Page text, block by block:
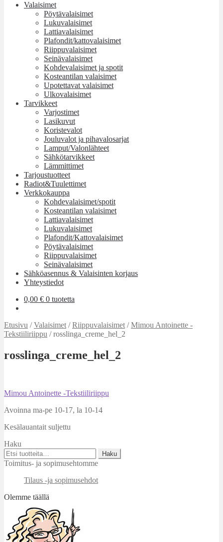
Valaisimet
Pöytävalaisimet
Lukuvalaisimet
Lattiavalaisimet
Plafondit/kattovalaisimet
Riippuvalaisimet
Seinävalaisimet
Kohdevalaisimet ja spotit
Kosteantilan valaisimet
Upotettavat valaisimet
Ulkovalaisimet
Tarvikkeet
Varjostimet
Lasikuvut
Koristevalot
Jouluvalot ja pihavalosarjat
Lamput/Valonlähteet
Sähkötarvikkeet
Lämmittimet
Tarjoustuotteet
Radiot&Tuulettimet
Verkkokauppa
Kohdevalaisimet/spotit
Kosteantilan valaisimet
Lattiavalaisimet
Lukuvalaisimet
Plafondit/Kattovalaisimet
Pöytävalaisimet
Riippuvalaisimet
Seinävalaisimet
Sähköasennus & Valaisinten korjaus
Yhteystiedot
0,00 € 0 tuotetta
Etusivu /Valaisimet /Riippuvalaisimet /Mimou Antoinette -
Tekstiiliriippu /rosslinga_creme_hel_2
rosslinga_creme_hel_2
Artikkelien
selaus
Edellinen
Mimou Antoinette -Tekstiiliriippu
Avoinna ma-pe 10-17, la 10-14
Kesälauantait suljettu
Haku
Etsi:
Haku
Toimitus- ja sopimusehtomme
Tilaus -ja sopimusehdot
Olemme täällä